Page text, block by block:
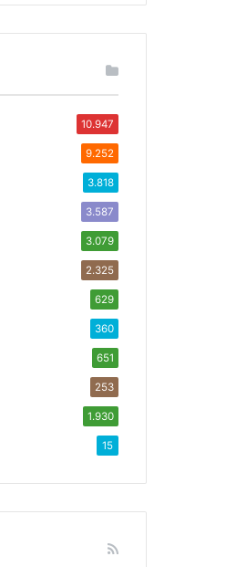
10.947
9.252
3.818
3.587
3.079
2.325
629
360
651
253
1.930
15